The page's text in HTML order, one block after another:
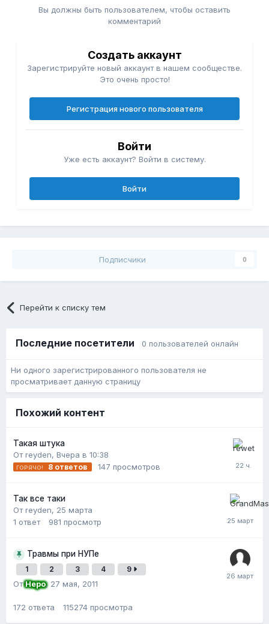
Вы должны быть пользователем, чтобы оставить
комментарий
Создать аккаунт
Зарегистрируйте новый аккаунт в нашем сообществе.
Это очень просто!
Регистрация нового пользователя
Войти
Уже есть аккаунт? Войти в систему.
Войти
Подписчики 0
Перейти к списку тем
Последние посетители 0 пользователей онлайн
Ни одного зарегистрированного пользователя не
просматривает данную страницу
Похожий контент
Такая штука
От reyden, Вчера в 10:38
8 ответов 147 просмотров
Так все таки
От reyden, 25 марта
1 ответ 981 просмотр
Травмы при НУПе
1 2 3 4 9
ОтНеро, 27 мая, 2011
172 ответа 115274 просмотра